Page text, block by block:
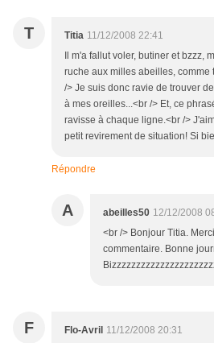
T Titia 11/12/2008 22:41
Il m'a fallut voler, butiner et bzzz,
ruche aux milles abeilles, comme
/> Je suis donc ravie de trouver
à mes oreilles...<br /> Et, ce
ravisse à chaque ligne.<br />
petit revirement de situation! Si
Répondre
A abeilles50 12/12/2008
<br /> Bonjour Titia.
commentaire. Bonne
F Flo-Avril 11/12/2008 20:31